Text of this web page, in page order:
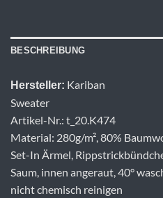
BESCHREIBUNG
Hersteller: Kariban
Sweater
Artikel-Nr.: t_20.K474
Material: 280g/m², 80%
Set-In Ärmel,
Saum, innen angeraut, 40°
nicht chemisch reinigen